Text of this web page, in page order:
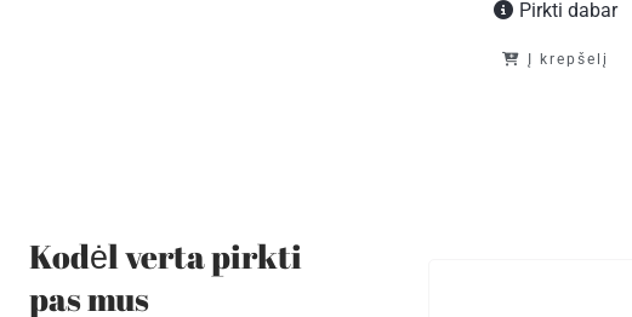
Pirkti dabar
Į krepšelį
Kodėl verta pirkti
pas mus